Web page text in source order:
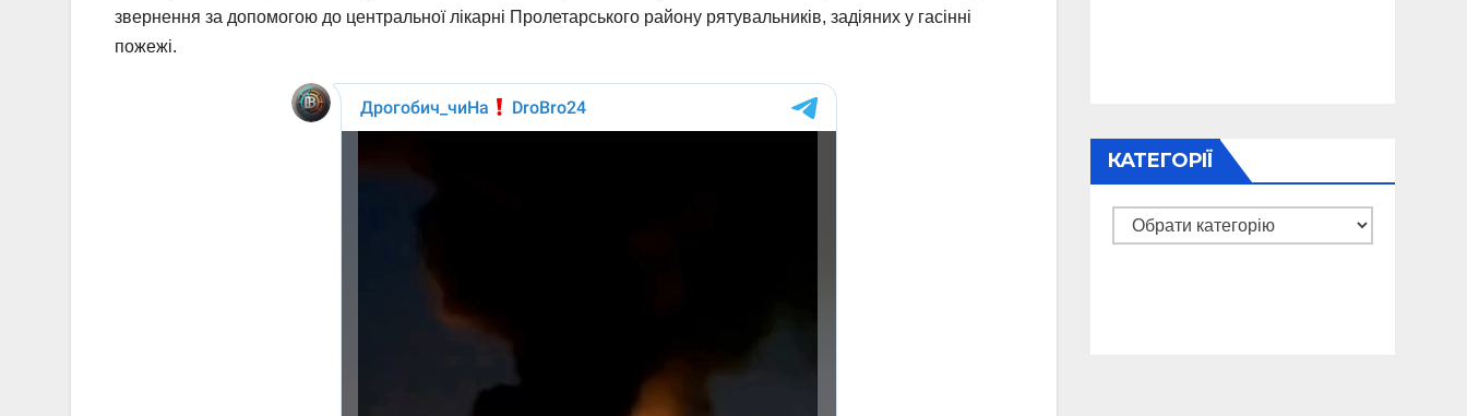
звернення за допомогою до центральної лікарні Пролетарського району рятувальників, задіяних у гасінні
пожежі.
КАТЕГОРІЇ
Категорії